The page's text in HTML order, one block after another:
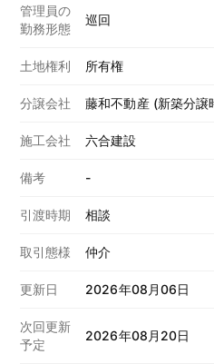
管理員の
勤務形態
巡回
土地権利 所有権
分譲会社 藤和不動産 (新築分譲
施工会社 六合建設
備考 -
引渡時期 相談
取引態様 仲介
更新日 2026年08月06日
次回更新
予定
2026年08月20日